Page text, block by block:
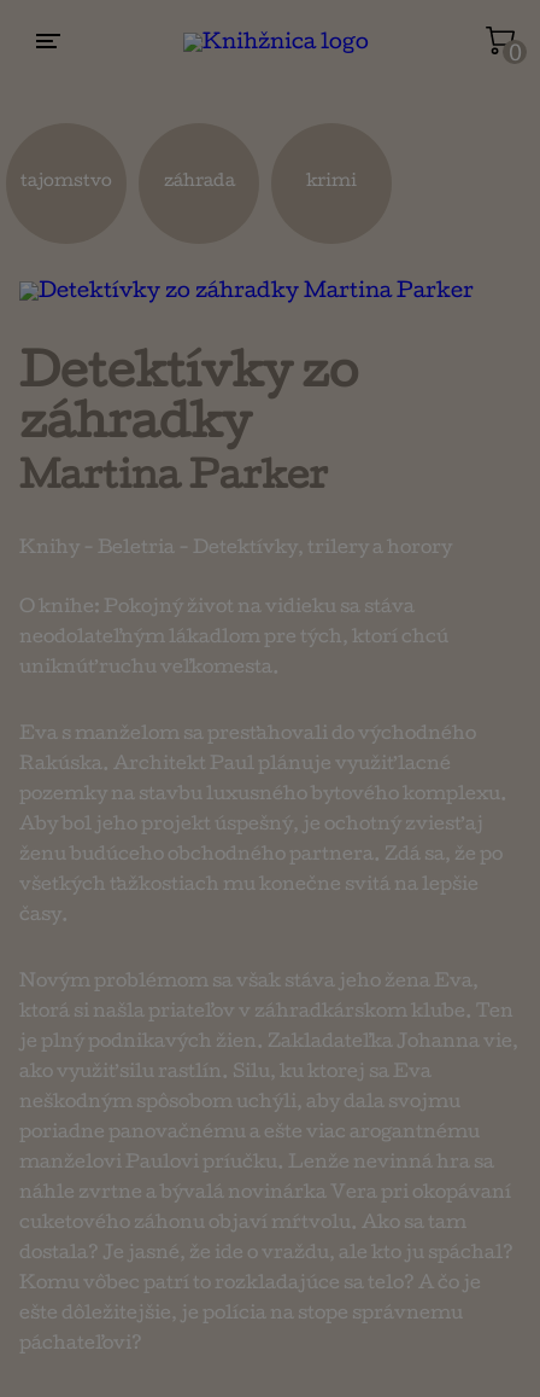
0
tajomstvo záhrada krimi
Detektívky zo
záhradky
Martina Parker
Knihy - Beletria - Detektívky, trilery a horory
O knihe: Pokojný život na vidieku sa stáva
neodolateľným lákadlom pre tých, ktorí chcú
uniknúť ruchu veľkomesta.
Eva s manželom sa presťahovali do východného
Rakúska. Architekt Paul plánuje využiť lacné
pozemky na stavbu luxusného bytového komplexu.
Aby bol jeho projekt úspešný, je ochotný zviesť aj
ženu budúceho obchodného partnera. Zdá sa, že po
všetkých ťažkostiach mu konečne svitá na lepšie
časy.
Novým problémom sa však stáva jeho žena Eva,
ktorá si našla priateľov v záhradkárskom klube. Ten
je plný podnikavých žien. Zakladateľka Johanna vie,
ako využiť silu rastlín. Silu, ku ktorej sa Eva
neškodným spôsobom uchýli, aby dala svojmu
poriadne panovačnému a ešte viac arogantnému
manželovi Paulovi príučku. Lenže nevinná hra sa
náhle zvrtne a bývalá novinárka Vera pri okopávaní
cuketového záhonu objaví mŕtvolu. Ako sa tam
dostala? Je jasné, že ide o vraždu, ale kto ju spáchal?
Komu vôbec patrí to rozkladajúce sa telo? A čo je
ešte dôležitejšie, je polícia na stope správnemu
páchateľovi?